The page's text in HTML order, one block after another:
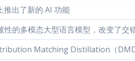
出了新的 AI 功能
的多模态大型语言模型，改变了交
Matching Distillation（DMD